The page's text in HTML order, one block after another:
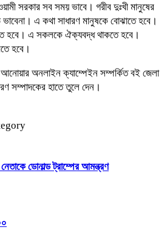
সরকার সব সময় ভাবে। গরীব দুঃখী মানুষের
এ কথা সাধারণ মানুষকে বোঝাতে হবে।
হবে। এ সকলকে ঐক্যবদ্ধ থাকতে হবে।
হবে।
অনলাইন ক্যাম্পেইন সম্পর্কিত বই জেলা
সম্পাদকের হাতে তুলে দেন।
ডোনাল্ড ট্রাম্পের আমন্ত্রণ